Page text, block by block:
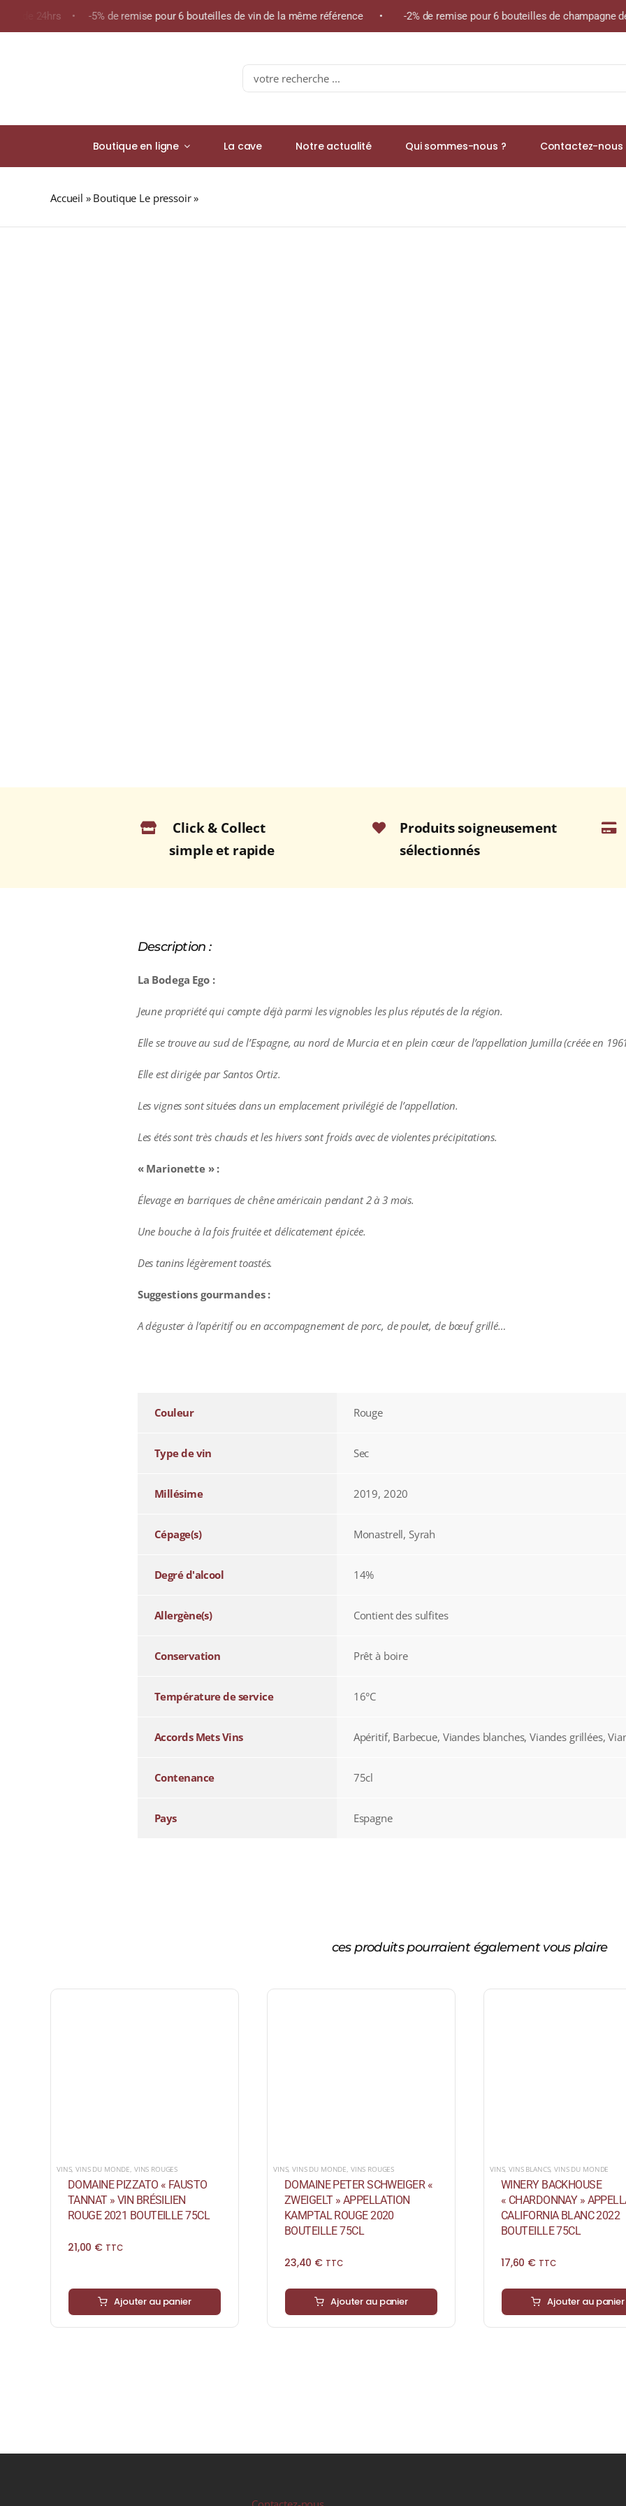
24hrs • -5% de remise pour 6 bouteilles de vin de la même référence • -2% de remise pour 6 bouteilles de champagne de
Search
for:
Boutique en ligne La cave Notre actualité Qui sommes-nous ? Contactez-nous
Accueil » Boutique Le pressoir»
Click & Collect
simple et rapide
Produits soigneusement
sélectionnés
Description :
La Bodega Ego :
Jeune propriété qui compte déjà parmi les vignobles les plus réputés de la région.
Elle se trouve au sud de l’Espagne, au nord de Murcia et en plein cœur de l’appellation Jumilla (créée en
Elle est dirigée par Santos Ortiz.
Les vignes sont situées dans un emplacement privilégié de l’appellation.
Les étés sont très chauds et les hivers sont froids avec de violentes précipitations.
« Marionette » :
Élevage en barriques de chêne américain pendant 2 à 3 mois.
Une bouche à la fois fruitée et délicatement épicée.
Des tanins légèrement toastés.
Suggestions gourmandes :
A déguster à l’apéritif ou en accompagnement de porc, de poulet, de bœuf grillé…
Couleur Rouge
Type de vin Sec
Millésime 2019, 2020
Cépage(s) Monastrell, Syrah
Degré d'alcool 14%
Allergène(s) Contient des sulfites
Conservation Prêt à boire
Température de service 16°C
Accords Mets Vins Apéritif, Barbecue, Viandes blanches, Viandes grillées,
Contenance 75cl
Pays Espagne
ces produits pourraient également vous plaire
VINS,VINS DU MONDE VINS ROUGES
DOMAINE PIZZATO « FAUSTO
TANNAT » VIN BRÉSILIEN
ROUGE 2021 BOUTEILLE 75CL
21,00 € TTC
Ajouter au panier
VINS,VINS DU MONDE VINS ROUGES
DOMAINE PETER SCHWEIGER «
ZWEIGELT » APPELLATION
KAMPTAL ROUGE 2020
BOUTEILLE 75CL
23,40 € TTC
Ajouter au panier
VINS,VINS BLANCS,VINS DU MONDE
WINERY BACKHOUSE
« CHARDONNAY »
CALIFORNIA BLANC 2022
BOUTEILLE 75CL
17,60 € TTC
Ajouter au panier